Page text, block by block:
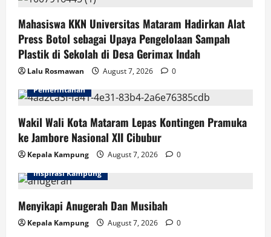
Mahasiswa KKN Universitas Mataram Hadirkan Alat
Press Botol sebagai Upaya Pengelolaan Sampah
Plastik di Sekolah di Desa Gerimax Indah
Lalu Rosmawan August 7, 2026
0
Pemerintahan
Wakil Wali Kota Mataram Lepas Kontingen Pramuka
ke Jambore Nasional XII Cibubur
Kepala Kampung August 7, 2026
0
Inspirasi Kampung
Menyikapi Anugerah Dan Musibah
Kepala Kampung August 7, 2026 0